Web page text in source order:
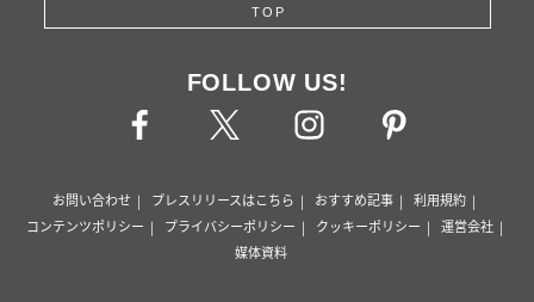
TOP
FOLLOW US!
お問い合わせ プレスリリースはこちら おすすめ記事
利用規約
コンテンツポリシー
プライバシーポリシー クッキーポリシー
運営会社
媒体資料